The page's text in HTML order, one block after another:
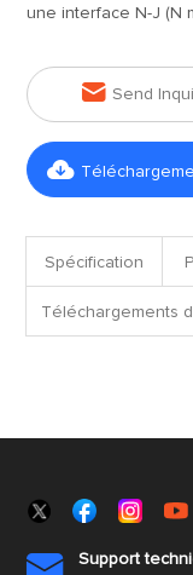
une interface N-J (N
 Send

Spécification
Téléchargements

Support